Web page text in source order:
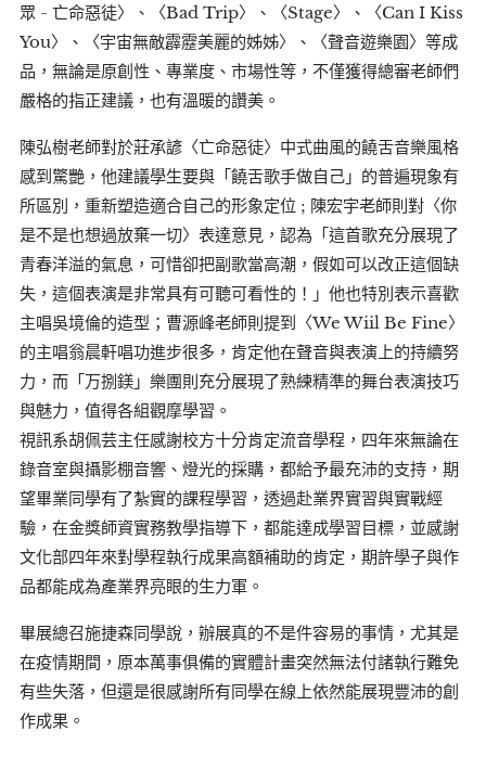
眾 - 亡命惡徒〉、〈Bad Trip〉、〈Stage〉、〈Can I Kiss
You〉、〈宇宙無敵霹靂美麗的姊姊〉、〈聲音遊樂園〉等成
品，無論是原創性、專業度、市場性等，不僅獲得總審老師們
嚴格的指正建議，也有溫暖的讚美。
陳弘樹老師對於莊承諺〈亡命惡徒〉中式曲風的饒舌音樂風格
感到驚艷，他建議學生要與「饒舌歌手做自己」的普遍現象有
所區別，重新塑造適合自己的形象定位 ; 陳宏宇老師則對〈你
是不是也想過放棄一切〉表達意見，認為「這首歌充分展現了
青春洋溢的氣息，可惜卻把副歌當高潮，假如可以改正這個缺
失，這個表演是非常具有可聽可看性的！」他也特別表示喜歡
主唱吳境倫的造型；曹源峰老師則提到〈We Wiil Be Fine〉
的主唱翁晨軒唱功進步很多，肯定他在聲音與表演上的持續努
力，而「万捌鎂」樂團則充分展現了熟練精準的舞台表演技巧
與魅力，值得各組觀摩學習。
視訊系胡佩芸主任感謝校方十分肯定流音學程，四年來無論在
錄音室與攝影棚音響、燈光的採購，都給予最充沛的支持，期
望畢業同學有了紮實的課程學習，透過赴業界實習與實戰經
驗，在金獎師資實務教學指導下，都能達成學習目標，並感謝
文化部四年來對學程執行成果高額補助的肯定，期許學子與作
品都能成為產業界亮眼的生力軍。
畢展總召施捷森同學說，辦展真的不是件容易的事情，尤其是
在疫情期間，原本萬事俱備的實體計畫突然無法付諸執行難免
有些失落，但還是很感謝所有同學在線上依然能展現豐沛的創
作成果。